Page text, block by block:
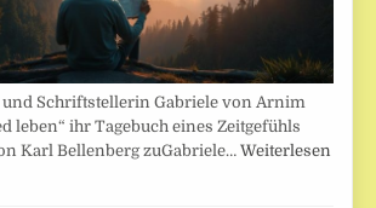
Schriftstellerin Gabriele von Arnim
leben“ ihr Tagebuch eines Zeitgefühls
Karl Bellenberg zuGabriele…Weiterlesen